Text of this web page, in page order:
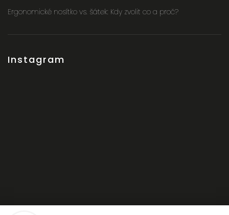
Ergonomické nosítko vs. šátek: Kdy zvolit co a proč?
Instagram